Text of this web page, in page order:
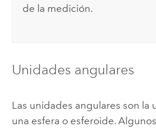
de la medición.
Unidades angulares
Las unidades angulares son
una esfera o esferoide.